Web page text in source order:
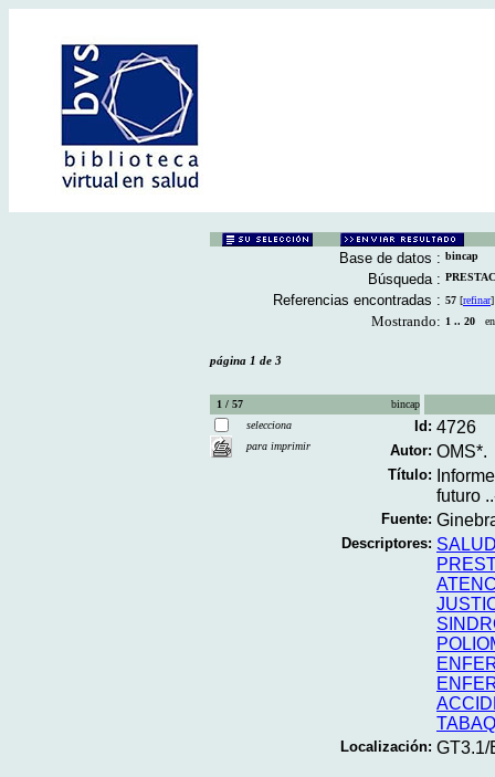
Base de datos : bincap
Búsqueda :
Referencias encontradas : 57 [refinar]
Mostrando: 1 .. 20 en
página 1 de 3
1 / 57
bincap
selecciona
para imprimir
Id: 4726
Autor: OMS*.
Título:
futuro
Fuente:
Descriptores:
Localización: GT3.1/